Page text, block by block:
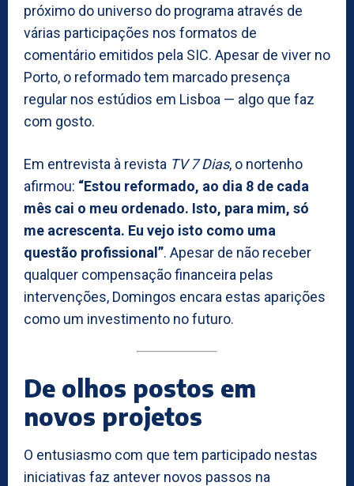
próximo do universo do programa através de
várias participações nos formatos de
comentário emitidos pela SIC. Apesar de viver no
Porto, o reformado tem marcado presença
regular nos estúdios em Lisboa — algo que faz
com gosto.
Em entrevista à revista TV 7 Dias, o nortenho
afirmou: “Estou reformado, ao dia 8 de cada
mês cai o meu ordenado. Isto, para mim, só
me acrescenta. Eu vejo isto como uma
questão profissional”. Apesar de não receber
qualquer compensação financeira pelas
intervenções, Domingos encara estas aparições
como um investimento no futuro.
De olhos postos em
novos projetos
O entusiasmo com que tem participado nestas
iniciativas faz antever novos passos na